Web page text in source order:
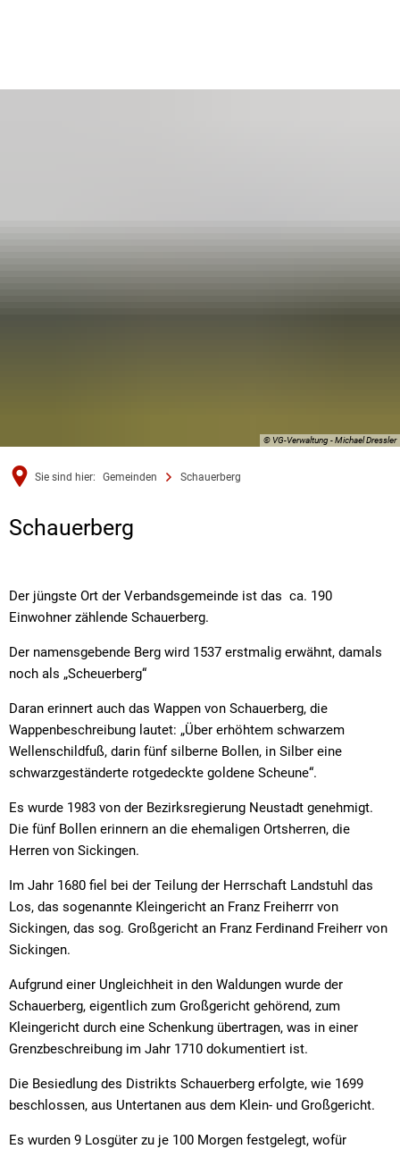
© VG-Verwaltung - Michael Dressler
Sie sind hier: Gemeinden Schauerberg
Schauerberg
Schauerberg
Der jüngste Ort der Verbandsgemeinde ist das ca. 190
Einwohner zählende Schauerberg.
Der namensgebende Berg wird 1537 erstmalig erwähnt, damals
noch als „Scheuerberg“
Daran erinnert auch das Wappen von Schauerberg, die
Wappenbeschreibung lautet: „Über erhöhtem schwarzem
Wellenschildfuß, darin fünf silberne Bollen, in Silber eine
schwarzgeständerte rotgedeckte goldene Scheune“.
Es wurde 1983 von der Bezirksregierung Neustadt genehmigt.
Die fünf Bollen erinnern an die ehemaligen Ortsherren, die
Herren von Sickingen.
Im Jahr 1680 fiel bei der Teilung der Herrschaft Landstuhl das
Los, das sogenannte Kleingericht an Franz Freiherrr von
Sickingen, das sog. Großgericht an Franz Ferdinand Freiherr von
Sickingen.
Aufgrund einer Ungleichheit in den Waldungen wurde der
Schauerberg, eigentlich zum Großgericht gehörend, zum
Kleingericht durch eine Schenkung übertragen, was in einer
Grenzbeschreibung im Jahr 1710 dokumentiert ist.
Die Besiedlung des Distrikts Schauerberg erfolgte, wie 1699
beschlossen, aus Untertanen aus dem Klein- und Großgericht.
Es wurden 9 Losgüter zu je 100 Morgen festgelegt, wofür